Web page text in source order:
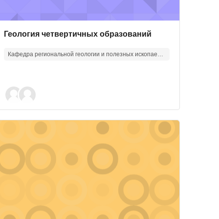
Изображение курса
Название курса
Геология четвертичных образований
Кафедра региональной геологии и полезных ископаемых
пластовкурса" Петрография магматических пород